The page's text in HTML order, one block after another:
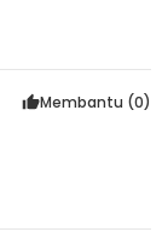
Membantu (0)